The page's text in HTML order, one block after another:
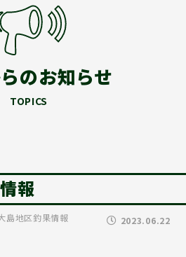
のお知らせ
TOPICS
報
島地区釣果情報 2023.06.22